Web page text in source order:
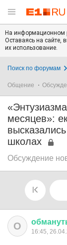
На информационном
Оставаясь на сайте,
их использование.
Поиск по форумам
Общение
месяцев»:
школах
Обсуждение
О 16:45,